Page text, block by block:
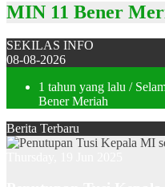
MIN 11 Bener
SEKILAS INFO
08-08-2026
1 tahun yang lalu /
Bener Meriah
Berita Terbaru